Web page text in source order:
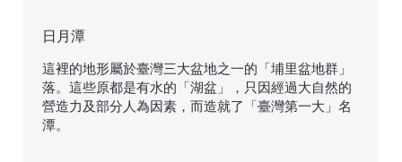
這裡的地形屬於臺灣三大盆地之一的「埔里盆地群」
落。這些原都是有水的「湖盆」，只因經過大自然的
營造力及部分人為因素，而造就了「臺灣第一大」名
潭。
日月潭